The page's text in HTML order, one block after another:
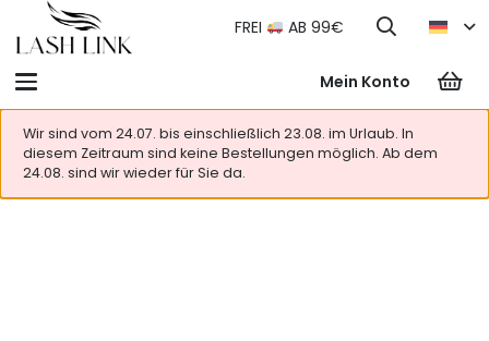
FREI AB 99€
Mein Konto
Wir sind vom 24.07. bis einschließlich 23.08. im Urlaub. In
diesem Zeitraum sind keine Bestellungen möglich. Ab dem
24.08. sind wir wieder für Sie da.